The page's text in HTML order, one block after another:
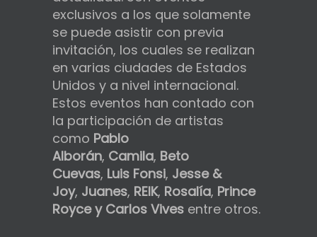
exclusivos a los que solamente
se puede asistir con previa
invitación, los cuales se realizan
en varias ciudades de Estados
Unidos y a nivel internacional.
Estos eventos han contado con
la participación de artistas
como Pablo
Alborán, Camila, Beto
Cuevas, Luis Fonsi, Jesse &
Joy, Juanes, REIK, Rosalía, Prince
Royce y Carlos Vives entre otros.